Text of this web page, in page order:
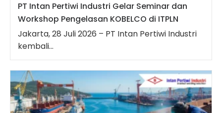
PT Intan Pertiwi Industri Gelar Seminar dan
Workshop Pengelasan KOBELCO di ITPLN
Jakarta, 28 Juli 2026 – PT Intan Pertiwi Industri
kembali...